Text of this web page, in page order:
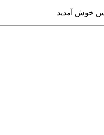
خوش آمدید